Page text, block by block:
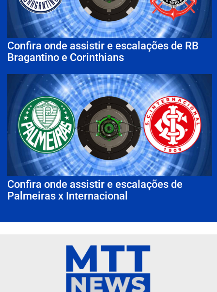
Confira onde assistir e escalações de RB
Bragantino e Corinthians
Confira onde assistir e escalações de
Palmeiras x Internacional